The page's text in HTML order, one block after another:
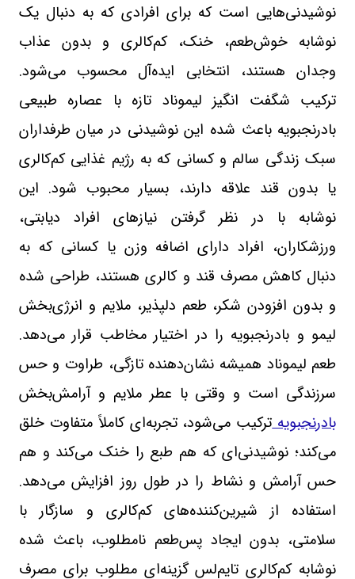
نوشیدنی‌هایی است که برای افرادی که به دنبال یک
نوشابه خوش‌طعم، خنک، کم‌کالری و بدون عذاب
وجدان هستند، انتخابی ایده‌آل محسوب می‌شود.
ترکیب شگفت‌ انگیز لیموناد تازه با عصاره طبیعی
بادرنجبویه باعث شده این نوشیدنی در میان طرفداران
سبک زندگی سالم و کسانی که به رژیم غذایی کم‌کالری
یا بدون قند علاقه دارند، بسیار محبوب شود. این
نوشابه با در نظر گرفتن نیازهای افراد دیابتی،
ورزشکاران، افراد دارای اضافه وزن یا کسانی که به
دنبال کاهش مصرف قند و کالری هستند، طراحی شده
و بدون افزودن شکر، طعم دلپذیر، ملایم و انرژی‌بخش
لیمو و بادرنجبویه را در اختیار مخاطب قرار می‌دهد.
طعم لیموناد همیشه نشان‌دهنده تازگی، طراوت و حس
سرزندگی است و وقتی با عطر ملایم و آرامش‌بخش
بادرنجبویهترکیب می‌شود، تجربه‌ای کاملاً متفاوت خلق
می‌کند؛ نوشیدنی‌ای که هم طبع را خنک می‌کند و هم
حس آرامش و نشاط را در طول روز افزایش می‌دهد.
استفاده از شیرین‌کننده‌های کم‌کالری و سازگار با
سلامتی، بدون ایجاد پس‌طعم نامطلوب، باعث شده
نوشابه کم‌کالری تایم‌لس گزینه‌ای مطلوب برای مصرف